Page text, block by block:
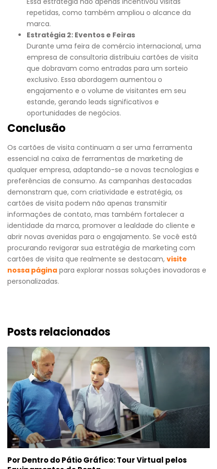
repetidas, como também ampliou o alcance da
marca.
Estratégia 2: Eventos e Feiras
Durante uma feira de comércio internacional, uma
empresa de consultoria distribuiu cartões de visita
que dobravam como entradas para um sorteio
exclusivo. Essa abordagem aumentou o
engajamento e o volume de visitantes em seu
estande, gerando leads significativos e
oportunidades de negócios.
Conclusão
Os cartões de visita continuam a ser uma ferramenta
essencial na caixa de ferramentas de marketing de
qualquer empresa, adaptando-se a novas tecnologias e
preferências de consumo. As campanhas destacadas
demonstram que, com criatividade e estratégia, os
cartões de visita podem não apenas transmitir
informações de contato, mas também fortalecer a
identidade da marca, promover a lealdade do cliente e
abrir novas avenidas para o engajamento. Se você está
procurando revigorar sua estratégia de marketing com
cartões de visita que realmente se destacam, visite
nossa página para explorar nossas soluções inovadoras e
personalizadas.
Posts relacionados
Por Dentro do Pátio Gráfico: Tour Virtual pelos